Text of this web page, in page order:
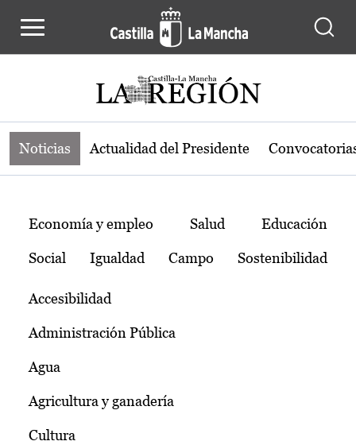
Noticias de la región de Castilla-La
Noticias Actualidad del Presidente
Temas
Economía y empleo Salud Educación
Social Igualdad Campo Sostenibilidad
Accesibilidad
Administración Pública
Agua
Agricultura y ganadería
Cultura